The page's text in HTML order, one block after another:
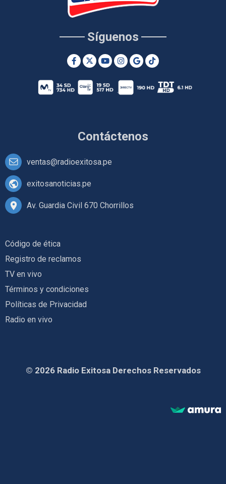
Contáctenos
ventas@radioexitosa.pe
exitosanoticias.pe
Av. Guardia Civil 670 Chorrillos
Síguenos
Código de ética
Registro de reclamos
TV en vivo
Términos y condiciones
Políticas de Privacidad
Radio en vivo
© 2026 Radio Exitosa Derechos Reservados